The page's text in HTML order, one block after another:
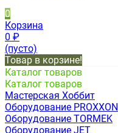
0
Корзина
0 ₽
(пусто)
Товар в корзине!
Каталог товаров
Каталог товаров
Мастерская Хоббит
Оборудование PROXXON
Оборудование TORMEK
Оборудование JET